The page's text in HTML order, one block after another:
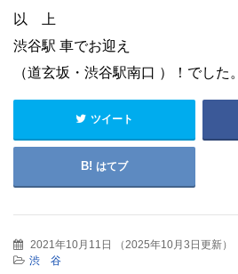
以 上
渋谷駅 車でお迎え
（道玄坂・渋谷駅南口 ）！でした。
ツイート
はてブ
2021年10月11日 （2025年10月3日更新）
渋 谷